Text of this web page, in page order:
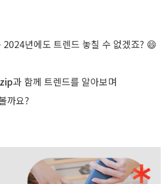
2024년에도 트렌드 놓칠 수 없겠죠? 😄
과 함께 트렌드를 알아보며
까요?